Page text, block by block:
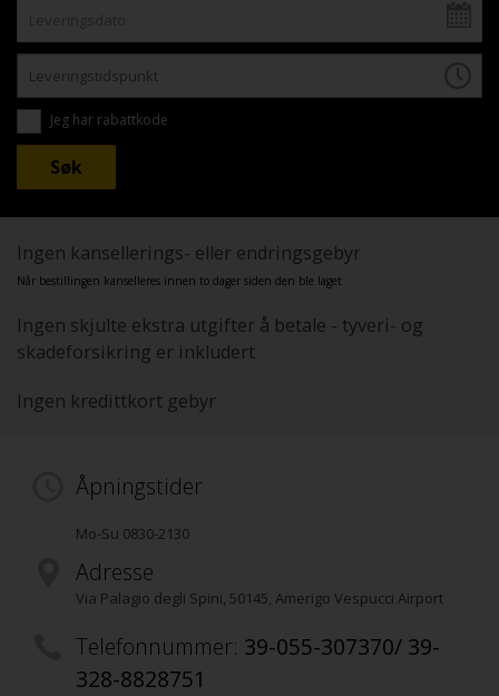
Jeg har rabattkode
Ingen kansellerings- eller endringsgebyr
Når bestillingen kanselleres innen to dager siden den ble laget
Ingen skjulte ekstra utgifter å betale - tyveri- og
skadeforsikring er inkludert
Ingen kredittkort gebyr
Åpningstider
Mo-Su 0830-2130
Adresse
Via Palagio degli Spini, 50145, Amerigo Vespucci Airport
Telefonnummer: 39-055-307370/ 39-
328-8828751